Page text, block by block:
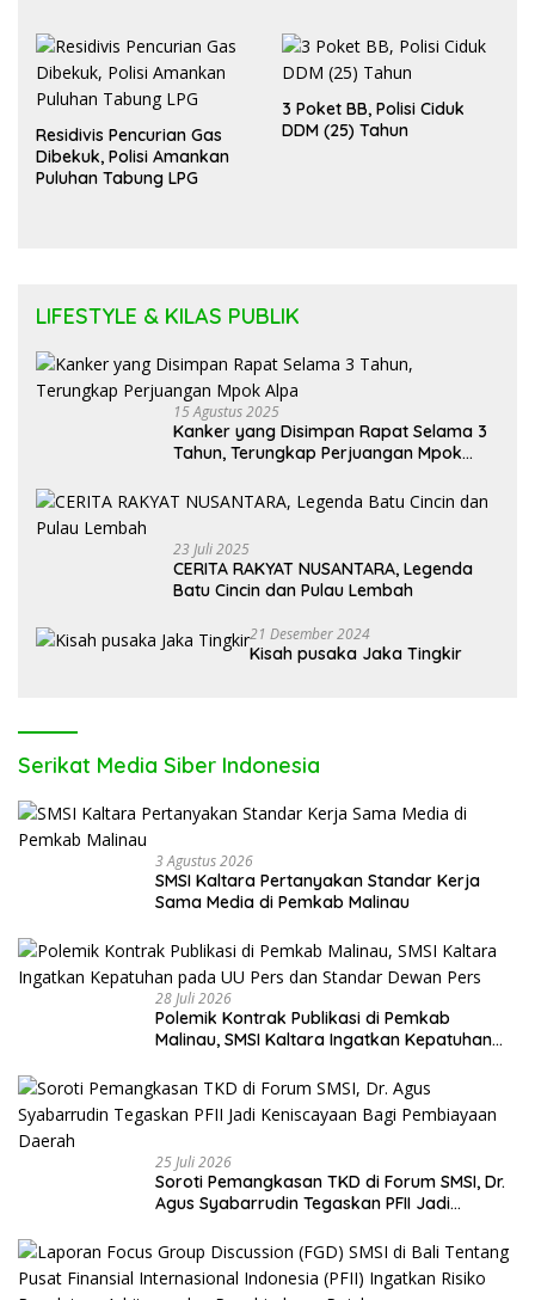
Residivis Pencurian Gas
Dibekuk, Polisi Amankan
Puluhan Tabung LPG
3 Poket BB, Polisi Ciduk
DDM (25) Tahun
LIFESTYLE & KILAS PUBLIK
15 Agustus 2025
Kanker yang Disimpan Rapat Selama 3
Tahun, Terungkap Perjuangan Mpok
23 Juli 2025
CERITA RAKYAT NUSANTARA, Legenda
Batu Cincin dan Pulau Lembah
21 Desember 2024
Kisah pusaka Jaka Tingkir
Serikat Media Siber Indonesia
3 Agustus 2026
SMSI Kaltara Pertanyakan Standar Kerja
Sama Media di Pemkab Malinau
28 Juli 2026
Polemik Kontrak Publikasi di Pemkab
Malinau, SMSI Kaltara Ingatkan Kepatuhan
25 Juli 2026
Soroti Pemangkasan TKD di Forum SMSI, Dr.
Agus Syabarrudin Tegaskan PFII Jadi